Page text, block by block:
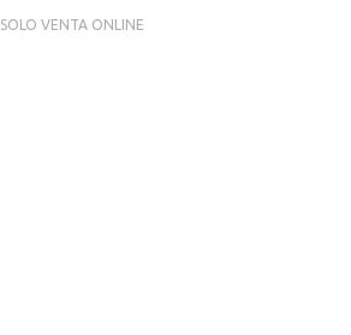
SOLO VENTA ONLINE